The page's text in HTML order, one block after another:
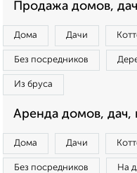
Продажа домов,
Дома Дачи
Без посредников
Из бруса
Аренда домов, дач,
Дома Дачи
Без посредников На